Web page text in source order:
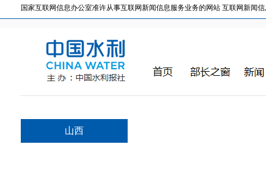
国家互联网信息办公室准许从事互联网新闻信息服务业务的网站 互联网新闻信
山西